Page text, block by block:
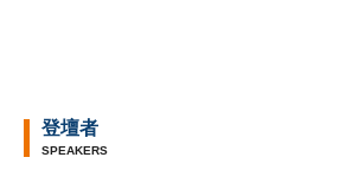
登壇者
SPEAKERS